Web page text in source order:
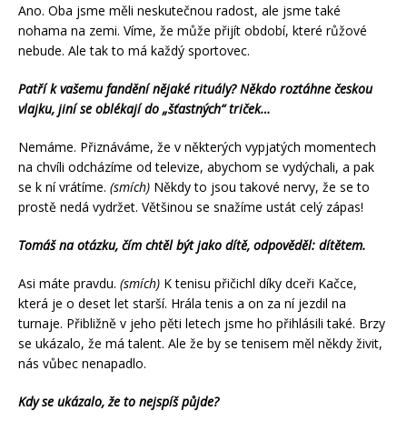
Ano. Oba jsme měli neskutečnou radost, ale jsme také
nohama na zemi. Víme, že může přijít období, které růžové
nebude. Ale tak to má každý sportovec.
Patří k vašemu fandění nějaké rituály? Někdo roztáhne českou
vlajku, jiní se oblékají do „šťastných“ triček…
Nemáme. Přiznáváme, že v některých vypjatých momentech
na chvíli odcházíme od televize, abychom se vydýchali, a pak
se k ní vrátíme. (smích) Někdy to jsou takové nervy, že se to
prostě nedá vydržet. Většinou se snažíme ustát celý zápas!
Tomáš na otázku, čím chtěl být jako dítě, odpověděl: dítětem.
Asi máte pravdu. (smích) K tenisu přičichl díky dceři Kačce,
která je o deset let starší. Hrála tenis a on za ní jezdil na
turnaje. Přibližně v jeho pěti letech jsme ho přihlásili také. Brzy
se ukázalo, že má talent. Ale že by se tenisem měl někdy živit,
nás vůbec nenapadlo.
Kdy se ukázalo, že to nejspíš půjde?